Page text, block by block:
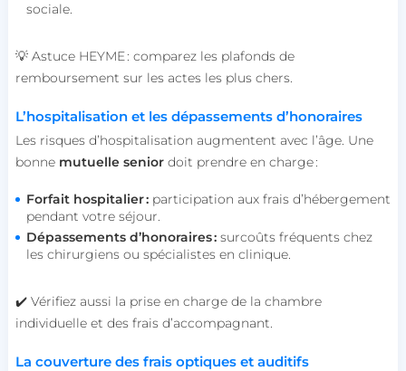
sociale.
💡 Astuce HEYME : comparez les plafonds de
remboursement sur les actes les plus chers.
L’hospitalisation et les dépassements d’honoraires
Les risques d’hospitalisation augmentent avec l’âge. Une
bonne mutuelle seniordoit prendre en charge :
Forfait hospitalier :participation aux frais d’hébergement
pendant votre séjour.
Dépassements d’honoraires :surcoûts fréquents chez
les chirurgiens ou spécialistes en clinique.
✔️ Vérifiez aussi la prise en charge de la chambre
individuelle et des frais d’accompagnant.
La couverture des frais optiques et auditifs